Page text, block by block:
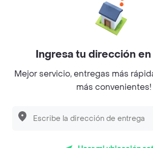
Sobre Rappi
Facebook
Twitter
©2026Rappi Inc. All rights
Ingresa tu dirección
Mejor servicio, entregas más
más convenientes!